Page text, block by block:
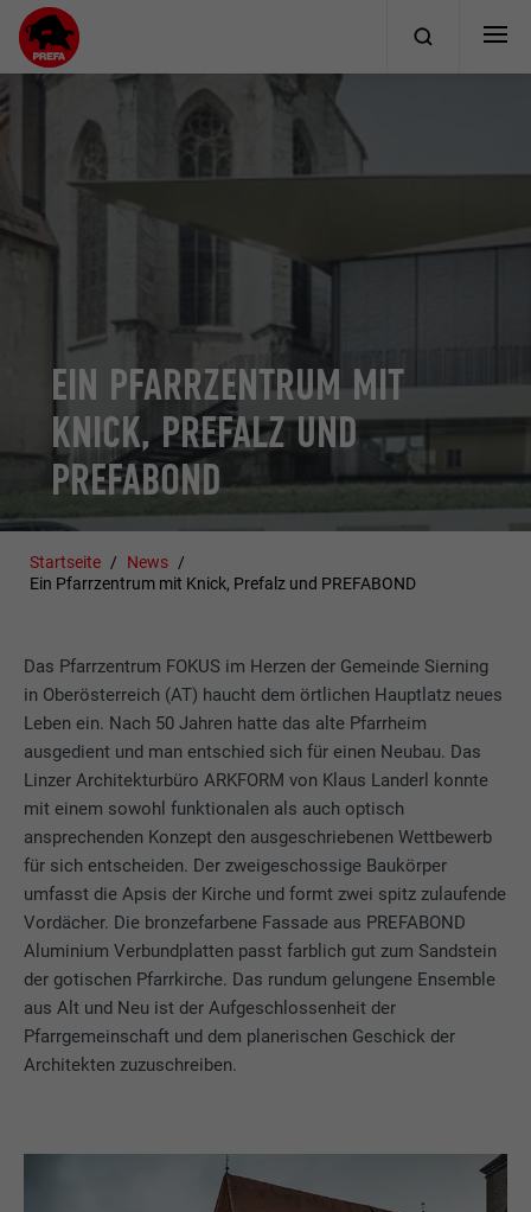
EIN PFARRZENTRUM MIT
KNICK, PREFALZ UND
PREFABOND
Startseite
News
Ein Pfarrzentrum mit Knick, Prefalz und PREFABOND
Das Pfarrzentrum FOKUS im Herzen der Gemeinde Sierning
in Oberösterreich (AT) haucht dem örtlichen Hauptlatz neues
Leben ein. Nach 50 Jahren hatte das alte Pfarrheim
ausgedient und man entschied sich für einen Neubau. Das
Linzer Architekturbüro ARKFORM von Klaus Landerl konnte
mit einem sowohl funktionalen als auch optisch
ansprechenden Konzept den ausgeschriebenen Wettbewerb
für sich entscheiden. Der zweigeschossige Baukörper
umfasst die Apsis der Kirche und formt zwei spitz zulaufende
Vordächer. Die bronzefarbene Fassade aus PREFABOND
Aluminium Verbundplatten passt farblich gut zum Sandstein
der gotischen Pfarrkirche. Das rundum gelungene Ensemble
aus Alt und Neu ist der Aufgeschlossenheit der
Pfarrgemeinschaft und dem planerischen Geschick der
Architekten zuzuschreiben.